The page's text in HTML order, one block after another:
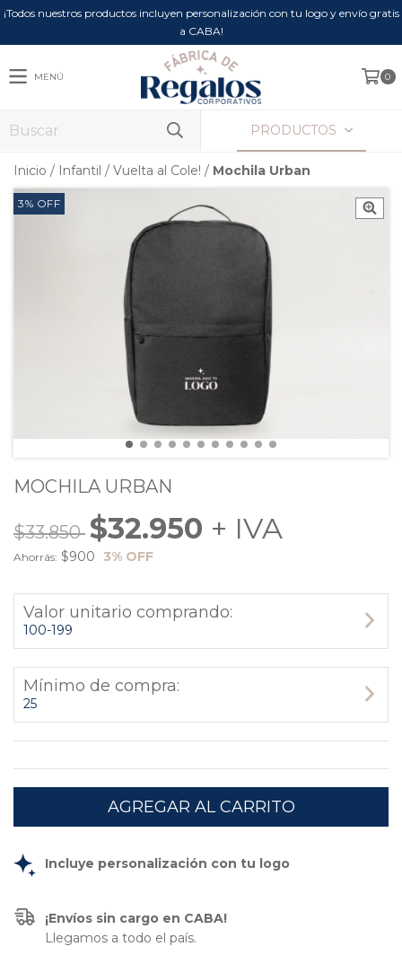
¡Todos nuestros productos incluyen personalización con tu logo y envío gratis
a CABA!
MENÚ 0
PRODUCTOS
Inicio / Infantil / Vuelta al Cole! / Mochila Urban
3% OFF
MOCHILA URBAN
$33.850 $32.950
Ahorrás: $900 3% OFF
Valor unitario comprando:
100-199
Mínimo de compra:
25
Incluye personalización con tu logo
¡Envíos sin cargo en CABA!
Llegamos a todo el país.